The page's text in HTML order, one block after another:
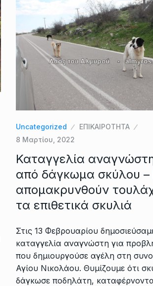
Uncategorized
ΕΠΙΚΑΙΡΟΤΗΤΑ
8 Μαρτίου, 2022
Καταγγελία
από δάγκωμα σκύλου
απομακρυνθούν
τα επιθετικά σκυλιά
Στις 13 Φεβρουαρίου
καταγγελία αναγνώστη για
που δημιουργούσε αγέλη στη
Αγίου Νικολάου. Θυμίζουμε ότι
δάγκωσε ποδηλάτη,